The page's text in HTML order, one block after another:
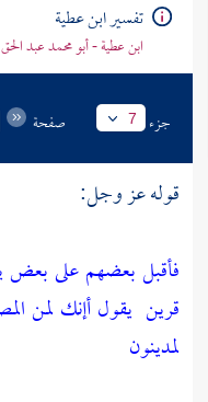
تفسير ابن عطية
ابن عطية - أبو محمد عبد
جزء 7 صفحة
قوله عز وجل:
فأقبل بعضهم على بعض
قرين يقول أإنك لمن
لمدينون